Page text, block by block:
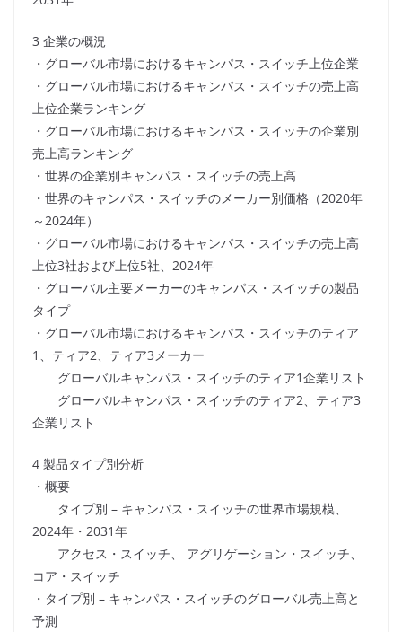
3 企業の概況
・グローバル市場におけるキャンパス・スイッチ上位企業
・グローバル市場におけるキャンパス・スイッチの売上高
上位企業ランキング
・グローバル市場におけるキャンパス・スイッチの企業別
売上高ランキング
・世界の企業別キャンパス・スイッチの売上高
・世界のキャンパス・スイッチのメーカー別価格（2020年
～2024年）
・グローバル市場におけるキャンパス・スイッチの売上高
上位3社および上位5社、2024年
・グローバル主要メーカーのキャンパス・スイッチの製品
タイプ
・グローバル市場におけるキャンパス・スイッチのティア
1、ティア2、ティア3メーカー
グローバルキャンパス・スイッチのティア1企業リスト
グローバルキャンパス・スイッチのティア2、ティア3
企業リスト
4 製品タイプ別分析
・概要
タイプ別 – キャンパス・スイッチの世界市場規模、
2024年・2031年
アクセス・スイッチ、 アグリゲーション・スイッチ、
コア・スイッチ
・タイプ別 – キャンパス・スイッチのグローバル売上高と
予測